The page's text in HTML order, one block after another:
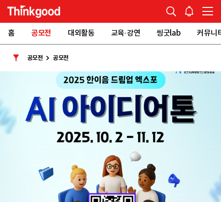
홈 공모전 대외활동 교육·강연 씽굿lab 커뮤니
공모전 공모전